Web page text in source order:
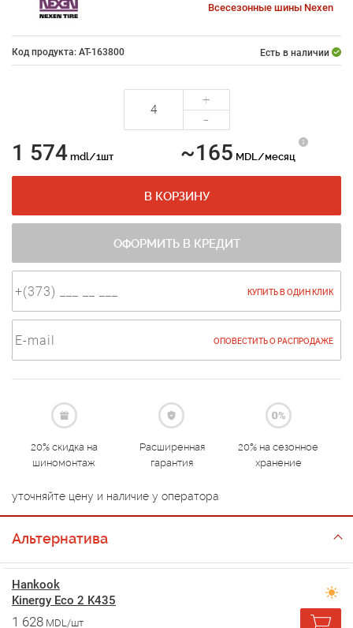
Всесезонные шины Nexen
Код продукта: AT-163800 Есть в наличии
+
-
1 574 mdl/1шт ~165 MDL/месяц
В КОРЗИНУ
ОФОРМИТЬ В КРЕДИТ
КУПИТЬ В ОДИН КЛИК
ОПОВЕСТИТЬ О РАСПРОДАЖЕ
20% скидка на
шиномонтаж
Расширенная
гарантия
20% на сезонное
хранение
уточняйте цену и наличие у оператора
Альтернатива
Hankook
Kinergy Eco 2 K435
1 628 MDL/шт